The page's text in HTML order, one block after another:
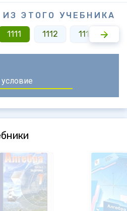
ЭТОГО УЧЕБНИКА
1111 1112 1113